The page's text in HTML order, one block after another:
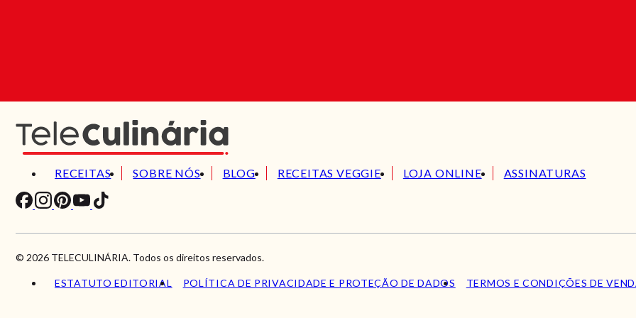
RECEITAS SOBRE NÓS BLOG RECEITAS VEGGIE LOJA ONLINE ASSINATURAS
© 2026 TELECULINÁRIA. Todos os direitos reservados.
ESTATUTO EDITORIAL POLÍTICA DE PRIVACIDADE E PROTEÇÃO DE DADOS TERMOS E CONDIÇÕES DE